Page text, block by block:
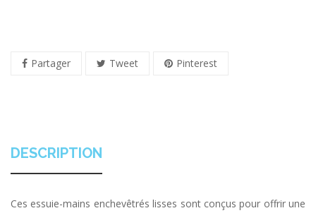
Partager Tweet Pinterest
DESCRIPTION
Ces essuie-mains enchevêtrés lisses sont conçus pour offrir une